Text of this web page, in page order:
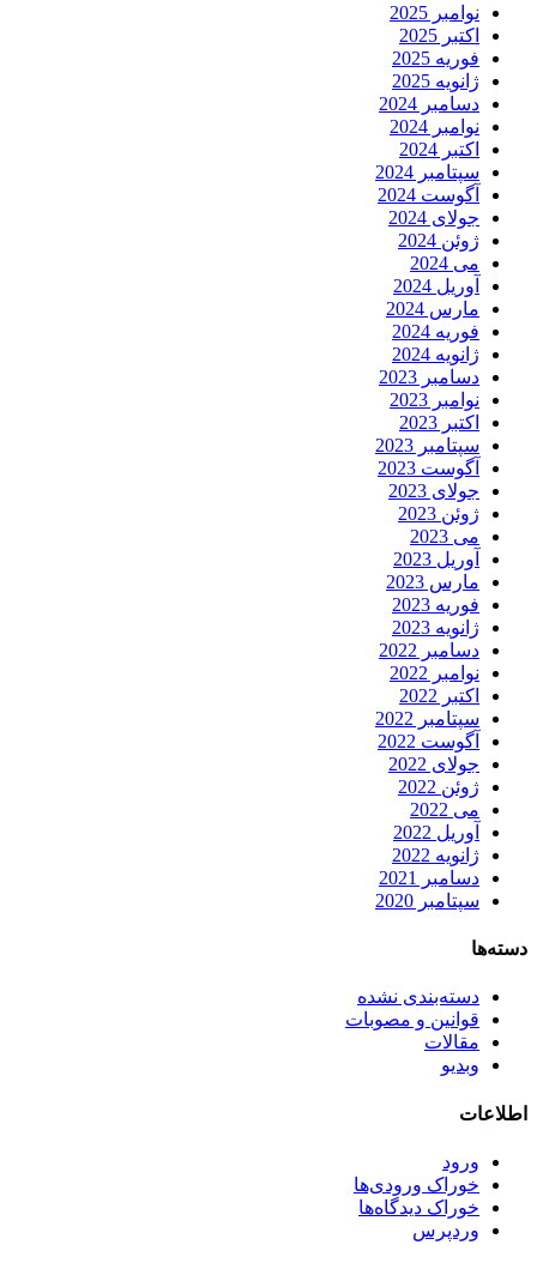
نوامبر 2025
اکتبر 2025
فوریه 2025
ژانویه 2025
دسامبر 2024
نوامبر 2024
اکتبر 2024
سپتامبر 2024
آگوست 2024
جولای 2024
ژوئن 2024
می 2024
آوریل 2024
مارس 2024
فوریه 2024
ژانویه 2024
دسامبر 2023
نوامبر 2023
اکتبر 2023
سپتامبر 2023
آگوست 2023
جولای 2023
ژوئن 2023
می 2023
آوریل 2023
مارس 2023
فوریه 2023
ژانویه 2023
دسامبر 2022
نوامبر 2022
اکتبر 2022
سپتامبر 2022
آگوست 2022
جولای 2022
ژوئن 2022
می 2022
آوریل 2022
ژانویه 2022
دسامبر 2021
سپتامبر 2020
دسته‌ها
دسته‌بندی نشده
قوانین و مصوبات
مقالات
وبدیو
اطلاعات
ورود
خوراک ورودی‌ها
خوراک دیدگاه‌ها
وردپرس